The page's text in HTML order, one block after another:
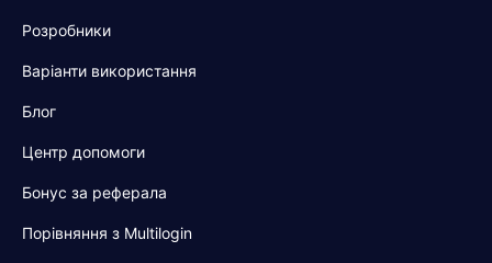
Розробники
Варіанти використання
Блог
Центр допомоги
Бонус за реферала
Порівняння з Multilogin